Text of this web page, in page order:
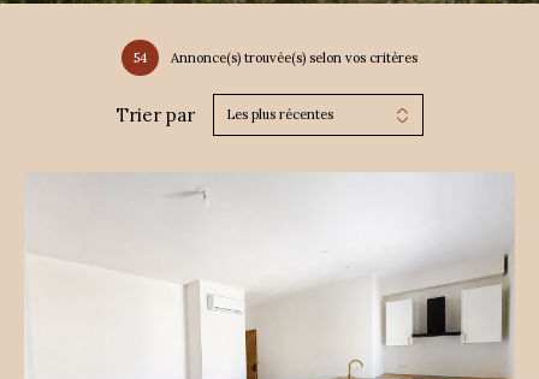
54 Annonce(s) trouvée(s) selon vos critères
Trier par Les plus récentes